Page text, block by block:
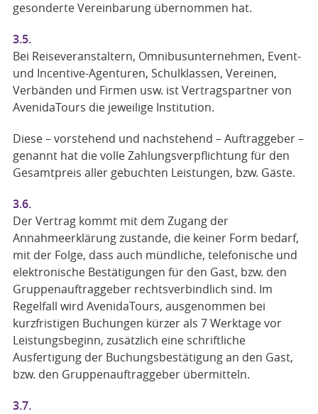
gesonderte Vereinbarung übernommen hat.
3.5.
Bei Reiseveranstaltern, Omnibusunternehmen, Event-
und Incentive-Agenturen, Schulklassen, Vereinen,
Verbänden und Firmen usw. ist Vertragspartner von
AvenidaTours die jeweilige Institution.
Diese – vorstehend und nachstehend – Auftraggeber –
genannt hat die volle Zahlungsverpflichtung für den
Gesamtpreis aller gebuchten Leistungen, bzw. Gäste.
3.6.
Der Vertrag kommt mit dem Zugang der
Annahmeerklärung zustande, die keiner Form bedarf,
mit der Folge, dass auch mündliche, telefonische und
elektronische Bestätigungen für den Gast, bzw. den
Gruppenauftraggeber rechtsverbindlich sind. Im
Regelfall wird AvenidaTours, ausgenommen bei
kurzfristigen Buchungen kürzer als 7 Werktage vor
Leistungsbeginn, zusätzlich eine schriftliche
Ausfertigung der Buchungsbestätigung an den Gast,
bzw. den Gruppenauftraggeber übermitteln.
3.7.